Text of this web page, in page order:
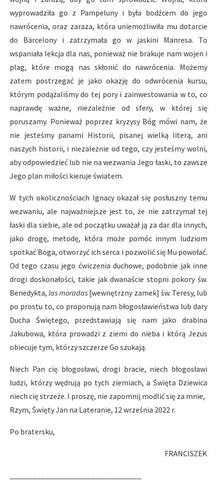
wyprowadziła go z Pampeluny i była bodźcem do jego
nawrócenia, oraz zaraza, która uniemożliwiła mu dotarcie
do Barcelony i zatrzymała go w jaskini Manresa. To
wspaniała lekcja dla nas, ponieważ nie brakuje nam wojen i
plag, które mogą nas skłonić do nawrócenia. Możemy
zatem postrzegać je jako okazję do odwrócenia kursu,
którym podążaliśmy do tej pory i zainwestowania w to, co
naprawdę ważne, niezależnie od sfery, w której się
poruszamy. Ponieważ poprzez kryzysy Bóg mówi nam, że
nie jesteśmy panami Historii, pisanej wielką literą, ani
naszych historii, i niezależnie od tego, czy jesteśmy wolni,
aby odpowiedzieć lub nie na wezwania Jego łaski, to zawsze
Jego plan miłości kieruje światem.
W tych okolicznościach Ignacy okazał się posłuszny temu
wezwaniu, ale najważniejsze jest to, że nie zatrzymał tej
łaski dla siebie, ale od początku uważał ją za dar dla innych,
jako drogę, metodę, która może pomóc innym ludziom
spotkać Boga, otworzyć ich serca i pozwolić się Mu powołać.
Od tego czasu jego ćwiczenia duchowe, podobnie jak inne
drogi doskonałości, takie jak dwanaście stopni pokory św.
Benedykta,las moradas [wewnętrzny zamek] św. Teresy, lub
po prostu to, co proponują nam błogosławieństwa lub dary
Ducha Świętego, przedstawiają się nam jako drabina
Jakubowa, która prowadzi z ziemi do nieba i którą Jezus
obiecuje tym, którzy szczerze Go szukają.
Niech Pan cię błogosławi, drogi bracie, niech błogosławi
ludzi, którzy wędrują po tych ziemiach, a Święta Dziewica
niech cię strzeże. I proszę, nie zapomnij modlić się za mnie,
Rzym, Święty Jan na Lateranie, 12 września 2022 r.
Po bratersku,
FRANCISZEK